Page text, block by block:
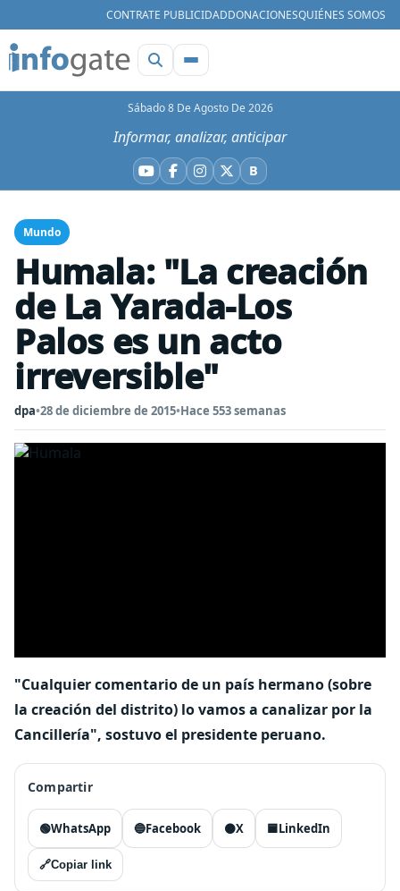
CONTRATE PUBLICIDADDONACIONESQUIÉNES SOMOS
Sábado 8 De Agosto De 2026
Informar, analizar, anticipar
YouTube
Facebook
Instagram
X BBluesky
Mundo
Humala: "La creación
de La Yarada-Los
Palos es un acto
irreversible"
dpa•28 de diciembre de 2015•Hace 553 semanas
"Cualquier comentario de un país hermano (sobre
la creación del distrito) lo vamos a canalizar por la
Cancillería", sostuvo el presidente peruano.
Compartir
🟢WhatsApp 🔵Facebook ⚫X 🟦LinkedIn
🔗Copiar link